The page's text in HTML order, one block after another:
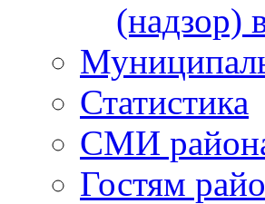
(надзор)
Статистика
СМИ
Гостям